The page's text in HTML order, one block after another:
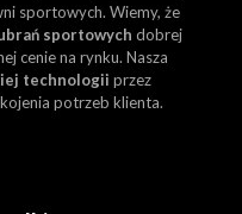
sportowych. Wiemy, że
sportowych dobrej
cenie na rynku. Nasza
technologii przez
potrzeb klienta.